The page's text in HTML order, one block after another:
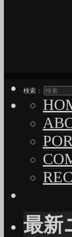
検索：
最新